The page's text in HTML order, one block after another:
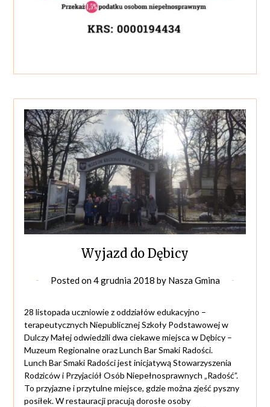
Wyjazd do Dębicy
Posted on4 grudnia 2018 by Nasza Gmina
28 listopada uczniowie z oddziałów edukacyjno –
terapeutycznych Niepublicznej Szkoły Podstawowej w
Dulczy Małej odwiedzili dwa ciekawe miejsca w Dębicy –
Muzeum Regionalne oraz Lunch Bar Smaki Radości.
Lunch Bar Smaki Radości jest inicjatywą Stowarzyszenia
Rodziców i Przyjaciół Osób Niepełnosprawnych „Radość”.
To przyjazne i przytulne miejsce, gdzie można zjeść pyszny
posiłek. W restauracji pracują dorosłe osoby